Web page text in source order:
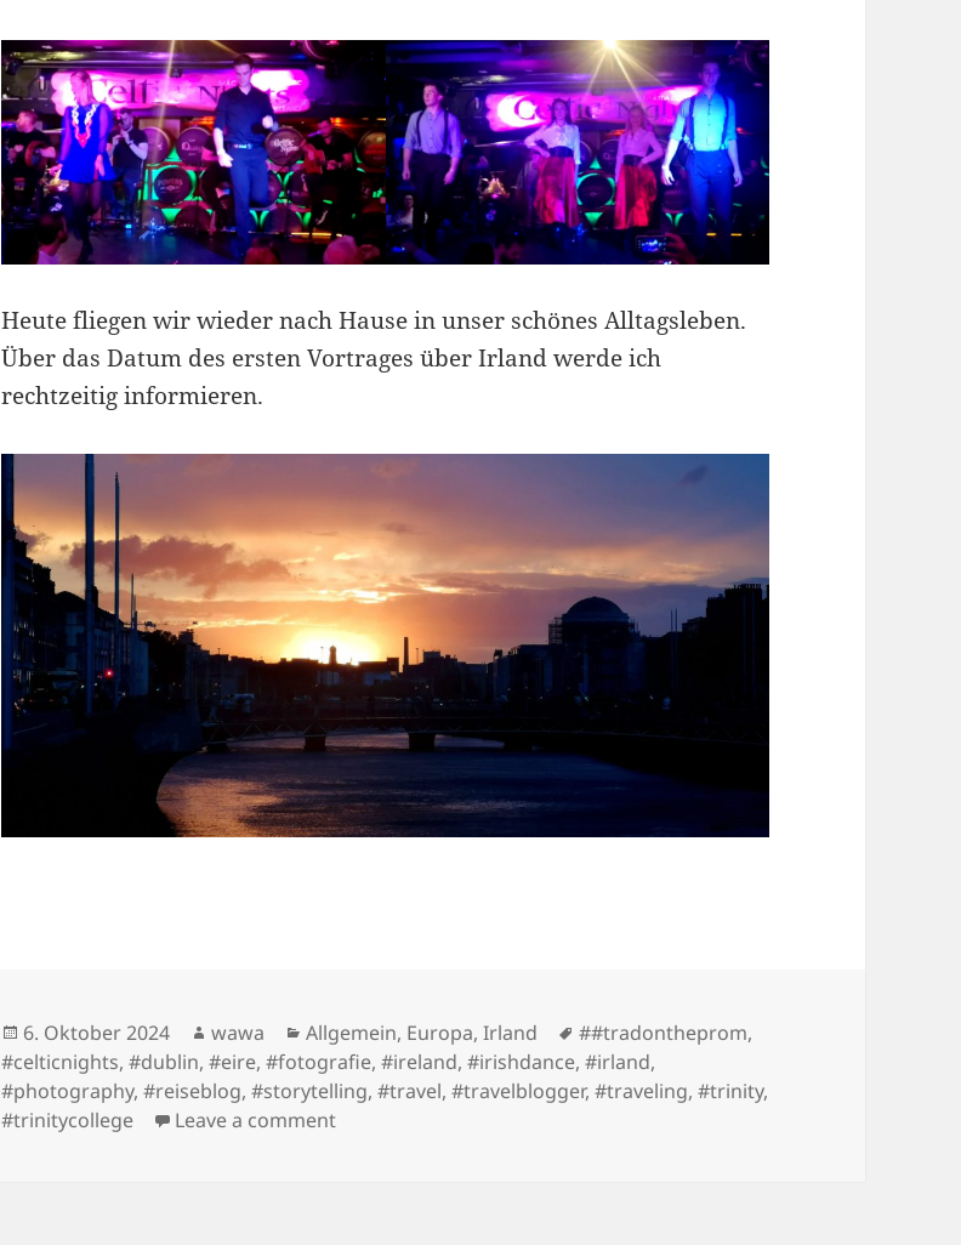
Heute fliegen wir wieder nach Hause in unser schönes Alltagsleben.
Über das Datum des ersten Vortrages über Irland werde ich
rechtzeitig informieren.
Posted
on
6. Oktober 2024 Author
wawa Categories
Allgemein, Europa,Irland Tags
##tradontheprom,
#celticnights,#dublin,#eire,#fotografie,#ireland,#irishdance,#irland,
#photography,#reiseblog,#storytelling,#travel,#travelblogger,#traveling,#trinity,
#trinitycollege
Leave a commenton Der Kreis schließt sich